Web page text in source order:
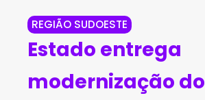
REGIÃO SUDOESTE
Estado entrega
modernização do